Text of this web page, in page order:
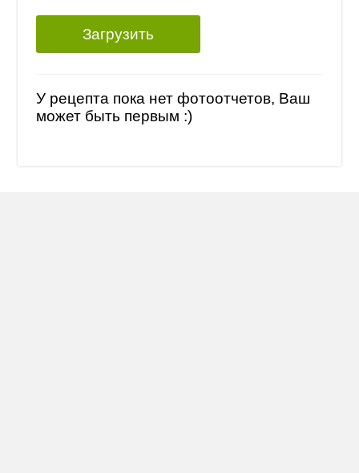
Загрузить
У рецепта пока нет фотоотчетов, Ваш
может быть первым :)